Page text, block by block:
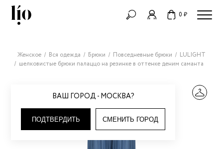
0 ₽
ВАШ ГОРОД - МОСКВА?
ПОДТВЕРДИТЬ СМЕНИТЬ ГОРОД
Женское Вся одежда Брюки Повседневные брюки
LULIGHT
шелковистые брюки палаццо на резинке в оттенке деним саманта